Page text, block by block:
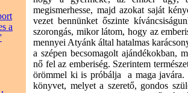
a
megismerhesse, majd azokat saját
vezet bennünket őszinte
szorongás, mikor látom, hogy az
mennyei Atyánk által hatalmas
a szépen becsomagolt ajándékokban,
nő fel az emberiség. Szerintem
örömmel ki is próbálja a maga
könyvet, melyet a szerető, gondos